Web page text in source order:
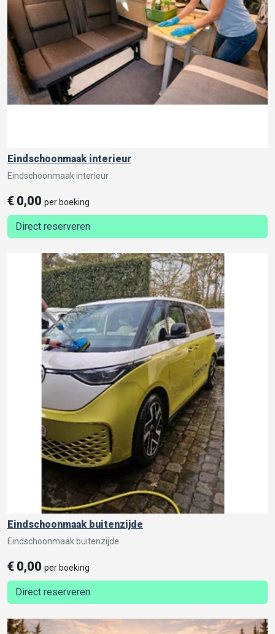
Eindschoonmaak interieur
Eindschoonmaak interieur
€ 0,00 per boeking
Direct reserveren
Eindschoonmaak buitenzijde
Eindschoonmaak buitenzijde
€ 0,00 per boeking
Direct reserveren